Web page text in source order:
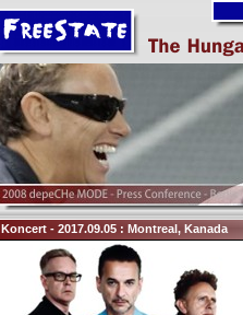
Koncert - 2017.09.05 : Montreal, Kanada